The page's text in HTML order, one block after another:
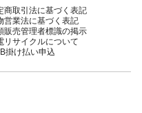
商取引法に基づく表記
営業法に基づく表記
販売管理者標識の掲示
リサイクルについて
掛け払い申込